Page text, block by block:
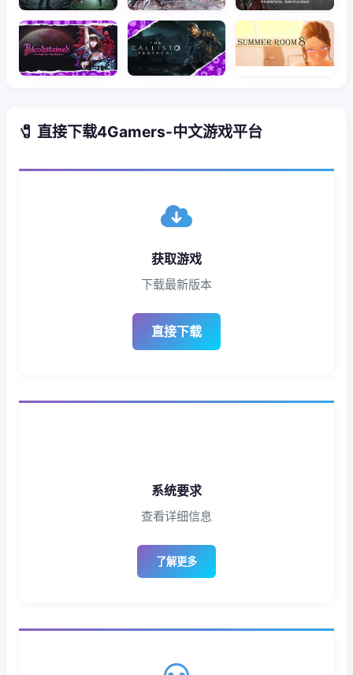
🧷 直接下载4Gamers-中文游戏平台
获取游戏
下载最新版本
直接下载
系统要求
查看详细信息
了解更多